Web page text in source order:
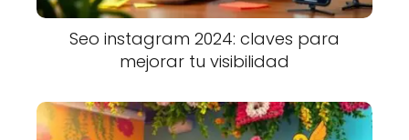
Seo instagram 2024: claves para
mejorar tu visibilidad